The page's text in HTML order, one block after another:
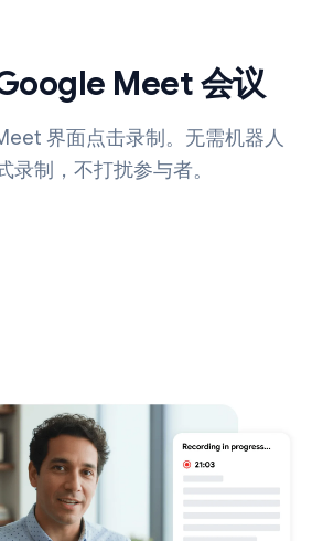
Meet 会议
界面点击录制。无需机器人
录制，不打扰参与者。